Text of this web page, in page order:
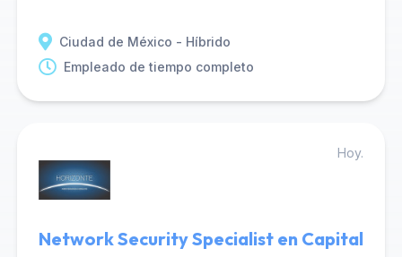
Ciudad de México - Híbrido
Empleado de tiempo completo
Hoy.
Network Security Specialist en Capital